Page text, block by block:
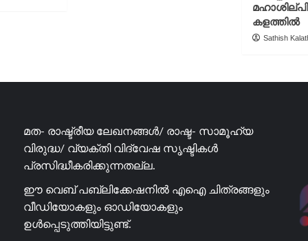
കളത്തിൽ
Sathish
മത- രാഷ്ട്രീയ ലേഖനങ്ങൾ/ രാഷ്ട- സാമൂഹ്യ
വിരുദ്ധ/ വ്യക്തി വിദ്വേഷ സൃഷ്ടികൾ
പ്രസിദ്ധീകരിക്കുന്നതല്ല.
ഈ വെബ് പബ്ലിക്കേഷനിൽ എഐ ചിത്രങ്ങളും
വീഡിയോകളും ഓഡിയോകളും
ഉൾപ്പെടുത്തിയിട്ടുണ്ട്.